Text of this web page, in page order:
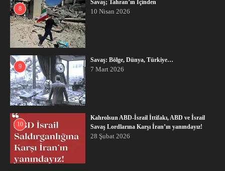
8
Savaş; Tahran’ın İçinden
10 Nisan 2026
9
Savaş: Bölge, Dünya, Türkiye…
7 Mart 2026
10
Kahrolsun ABD-İsrail İttifakı, ABD ve İsrail
Savaş Lordlarına Karşı İran’ın yanındayız!
28 Şubat 2026